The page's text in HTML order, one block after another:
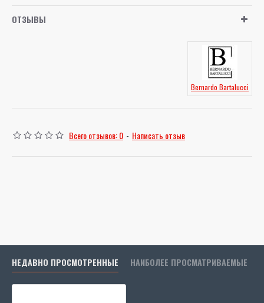
ОТЗЫВЫ
Bernardo Bartalucci
Всего отзывов: 0 - Написать отзыв
НЕДАВНО ПРОСМОТРЕННЫЕ НАИБОЛЕЕ ПРОСМАТРИВАЕМЫЕ